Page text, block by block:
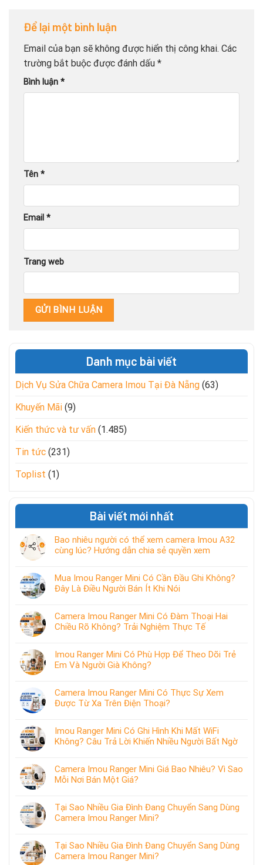
Để lại một bình luận
Email của bạn sẽ không được hiển thị công khai. Các
trường bắt buộc được đánh dấu *
Bình luận *
Tên *
Email *
Trang web
Danh mục bài viết
Dịch Vụ Sửa Chữa Camera Imou Tại Đà Nẵng (63)
Khuyến Mãi (9)
Kiến thức và tư vấn (1.485)
Tin tức (231)
Toplist (1)
Bài viết mới nhất
Bao nhiêu người có thể xem camera Imou A32
cùng lúc? Hướng dẫn chia sẻ quyền xem
Mua Imou Ranger Mini Có Cần Đầu Ghi Không?
Đây Là Điều Người Bán Ít Khi Nói
Camera Imou Ranger Mini Có Đàm Thoại Hai
Chiều Rõ Không? Trải Nghiệm Thực Tế
Imou Ranger Mini Có Phù Hợp Để Theo Dõi Trẻ
Em Và Người Già Không?
Camera Imou Ranger Mini Có Thực Sự Xem
Được Từ Xa Trên Điện Thoại?
Imou Ranger Mini Có Ghi Hình Khi Mất WiFi
Không? Câu Trả Lời Khiến Nhiều Người Bất Ngờ
Camera Imou Ranger Mini Giá Bao Nhiêu? Vì Sao
Mỗi Nơi Bán Một Giá?
Tại Sao Nhiều Gia Đình Đang Chuyển Sang Dùng
Camera Imou Ranger Mini?
Tại Sao Nhiều Gia Đình Đang Chuyển Sang Dùng
Camera Imou Ranger Mini?